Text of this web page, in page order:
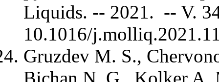
Liquids. -- 2021. -- V.
10.1016/
Gruzdev M. S.,
Bichan N. G., Kolker A.